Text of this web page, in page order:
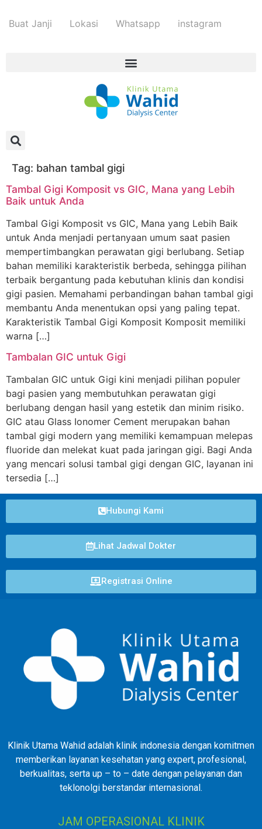
Buat Janji Lokasi Whatsapp instagram
Tag: bahan tambal gigi
Tambal Gigi Komposit vs GIC, Mana yang Lebih
Baik untuk Anda
Tambal Gigi Komposit vs GIC, Mana yang Lebih Baik
untuk Anda menjadi pertanyaan umum saat pasien
mempertimbangkan perawatan gigi berlubang. Setiap
bahan memiliki karakteristik berbeda, sehingga pilihan
terbaik bergantung pada kebutuhan klinis dan kondisi
gigi pasien. Memahami perbandingan bahan tambal gigi
membantu Anda menentukan opsi yang paling tepat.
Karakteristik Tambal Gigi Komposit Komposit memiliki
warna […]
Tambalan GIC untuk Gigi
Tambalan GIC untuk Gigi kini menjadi pilihan populer
bagi pasien yang membutuhkan perawatan gigi
berlubang dengan hasil yang estetik dan minim risiko.
GIC atau Glass Ionomer Cement merupakan bahan
tambal gigi modern yang memiliki kemampuan melepas
fluoride dan melekat kuat pada jaringan gigi. Bagi Anda
yang mencari solusi tambal gigi dengan GIC, layanan ini
tersedia […]
Hubungi Kami
Lihat Jadwal Dokter
Registrasi Online
Klinik Utama Wahid adalah klinik indonesia dengan komitmen
memberikan layanan kesehatan yang expert, profesional,
berkualitas, serta up – to – date dengan pelayanan dan
teklonolgi berstandar internasional.
JAM OPERASIONAL KLINIK